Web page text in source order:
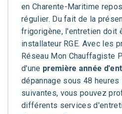
en Charente-Maritime
régulier. Du fait de la
frigorigène, l'entretien doit
installateur RGE. Avec les
Réseau Mon Chauffagiste
d'une première année
dépannage sous 48
suivantes, vous pouvez
différents services